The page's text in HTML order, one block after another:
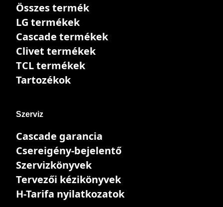
Összes termék
LG termékek
Cascade termékek
Clivet termékek
TCL termékek
Tartozékok
Szerviz
Cascade garancia
Csereigény-bejelentő
Szervizkönyvek
Tervezői kézikönyvek
H-Tarifa nyilatkozatok